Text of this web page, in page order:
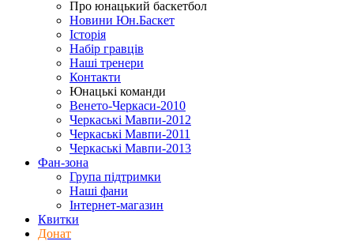
Про юнацький баскетбол
Новини Юн.Баскет
Історія
Набір гравців
Наші тренери
Контакти
Юнацькі команди
Венето-Черкаси-2010
Черкаські Мавпи-2012
Черкаські Мавпи-2011
Черкаські Мавпи-2013
Фан-зона
Група підтримки
Наші фани
Інтернет-магазин
Квитки
Донат